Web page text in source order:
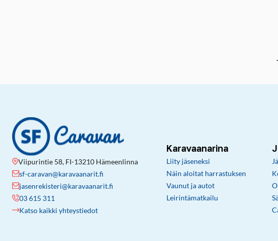
Viipurintie 58, FI-13210 Hämeenlinna
sf-caravan@karavaanarit.fi
jasenrekisteri@karavaanarit.fi
03 615 311
Katso kaikki yhteystiedot
Karavaanarina
Liity jäseneksi
Näin aloitat harrastuksen
Vaunut ja autot
Leirintämatkailu